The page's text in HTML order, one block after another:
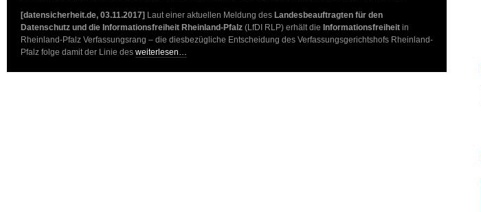
[datensicherheit.de, 03.11.2017] Laut einer aktuellen Meldung des Landesbeauftragten für den
Datenschutz und die Informationsfreiheit Rheinland-Pfalz (LfDI RLP) erhält die Informationsfreiheit in
Rheinland-Pfalz Verfassungsrang – die diesbezügliche Entscheidung des Verfassungsgerichtshofs Rheinland-
Pfalz folge damit der Linie des weiterlesen…